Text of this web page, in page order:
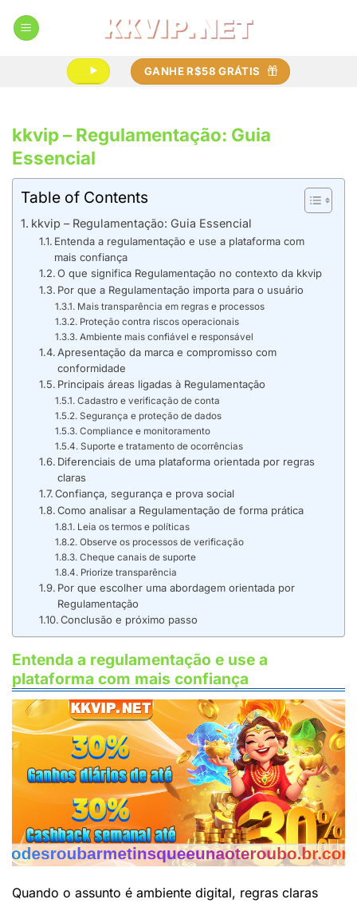
GANHE R$58 GRÁTIS
kkvip – Regulamentação: Guia
Essencial
Table of Contents
kkvip – Regulamentação: Guia Essencial
Entenda a regulamentação e use a plataforma com
mais confiança
O que significa Regulamentação no contexto da kkvip
Por que a Regulamentação importa para o usuário
Mais transparência em regras e processos
Proteção contra riscos operacionais
Ambiente mais confiável e responsável
Apresentação da marca e compromisso com
conformidade
Principais áreas ligadas à Regulamentação
Cadastro e verificação de conta
Segurança e proteção de dados
Compliance e monitoramento
Suporte e tratamento de ocorrências
Diferenciais de uma plataforma orientada por regras
claras
Confiança, segurança e prova social
Como analisar a Regulamentação de forma prática
Leia os termos e políticas
Observe os processos de verificação
Cheque canais de suporte
Priorize transparência
Por que escolher uma abordagem orientada por
Regulamentação
Conclusão e próximo passo
Entenda a regulamentação e use a
plataforma com mais confiança
Quando o assunto é ambiente digital, regras claras